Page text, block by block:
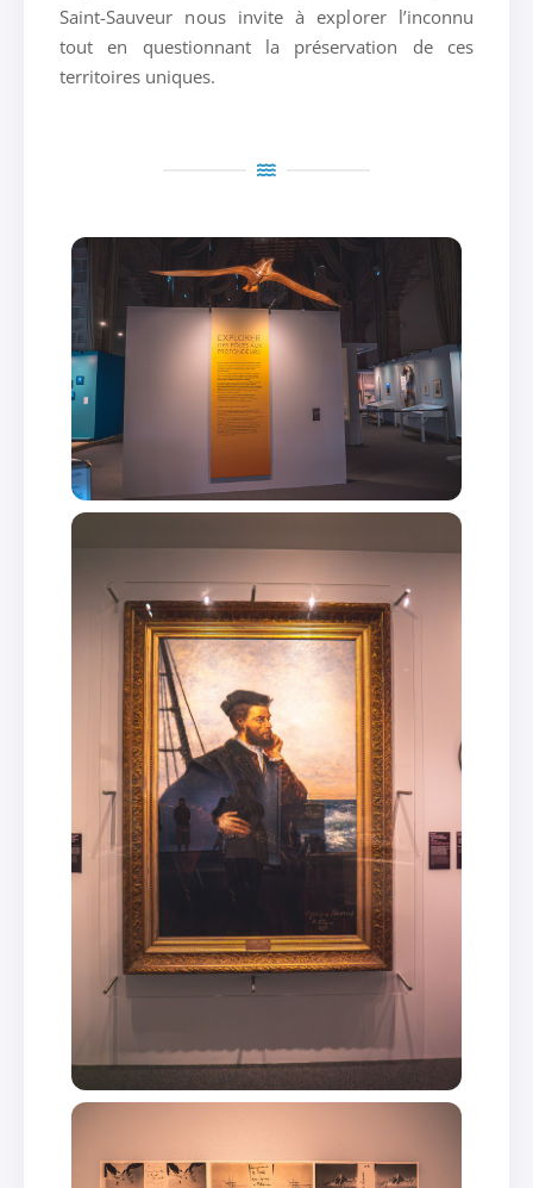
Saint-Sauveur nous invite à explorer l’inconnu
tout en questionnant la préservation de ces
territoires uniques.